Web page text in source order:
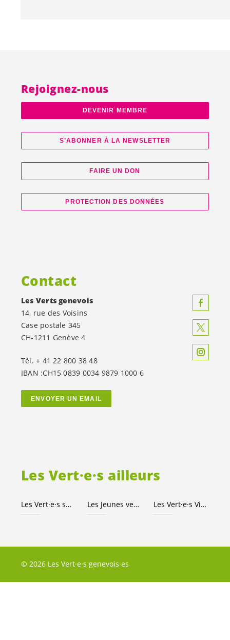
Les Vert·e·s ailleurs
Les Vert·e·s suisses Les Jeunes vert-e-s Les Vert·e·s Ville de Genève
Rejoignez-nous
DEVENIR MEMBRE
S’ABONNER À LA NEWSLETTER
FAIRE UN DON
PROTECTION DES DONNÉES
Contact
Les Verts genevois
14, rue des Voisins
Case postale 345
CH-1211 Genève 4
Tél. + 41 22 800 38 48
IBAN :CH15 0839 0034 9879 1000 6
ENVOYER UN EMAIL
© 2026 Les Vert·e·s genevois·es